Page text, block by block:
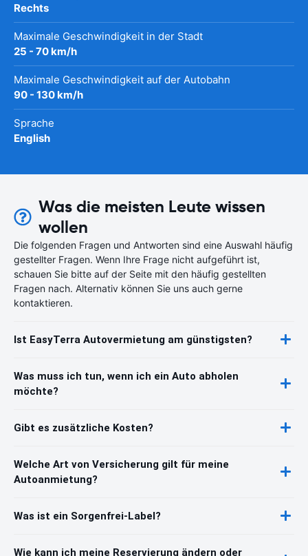
Rechts
Maximale Geschwindigkeit in der Stadt
25 - 70 km/h
Maximale Geschwindigkeit auf der Autobahn
90 - 130 km/h
Sprache
English
Was die meisten Leute wissen
wollen
Die folgenden Fragen und Antworten sind eine Auswahl häufig
gestellter Fragen. Wenn Ihre Frage nicht aufgeführt ist,
schauen Sie bitte auf der Seite mit den häufig gestellten
Fragen nach. Alternativ können Sie uns auch gerne
kontaktieren.
Ist EasyTerra Autovermietung am günstigsten?
Was muss ich tun, wenn ich ein Auto abholen
möchte?
Gibt es zusätzliche Kosten?
Welche Art von Versicherung gilt für meine
Autoanmietung?
Was ist ein Sorgenfrei-Label?
Wie kann ich meine Reservierung ändern oder